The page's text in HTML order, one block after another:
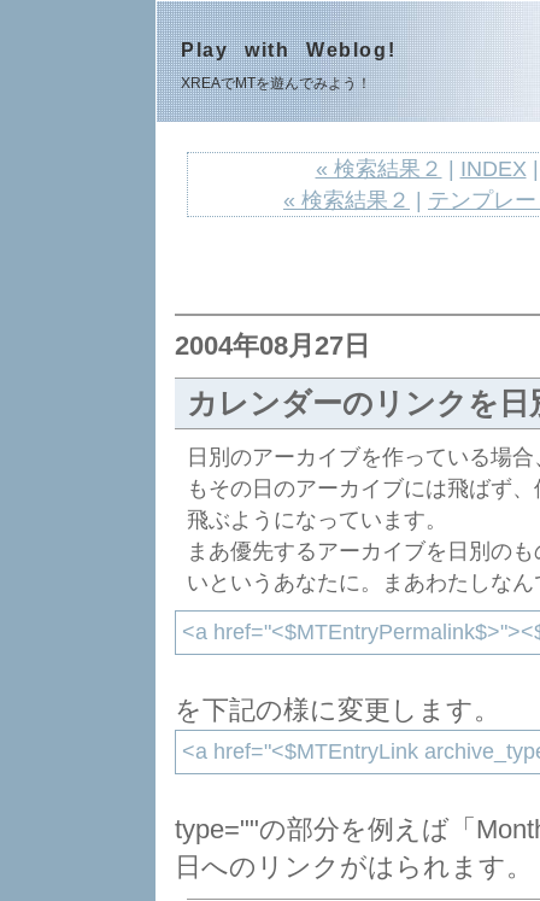
Play with Weblog!
XREAでMTを遊んでみよう！
« 検索結果２ INDEX
« 検索結果２
テンプレ
2004年08月27日
カレンダーのリンクを
日別のアーカイブを作っている場
もその日のアーカイブには飛ばず
飛ぶようになっています。
まあ優先するアーカイブを日別の
いというあなたに。まあわたしな
<a
を下記の様に変更します。
<a href="<$MTEntryLink
type=""の部分を例えば「
日へのリンクがはられます。